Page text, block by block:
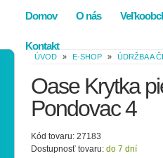
Domov O nás
Kontakt
ÚVOD » E-SHOP » ÚDRŽBA A
Oase Krytka
Pondovac 4
Kód tovaru: 27183
Dostupnosť tovaru: do 7 dní